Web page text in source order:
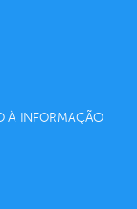
À INFORMAÇÃO